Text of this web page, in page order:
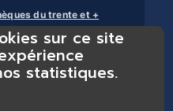
du trente et +
sur ce site
statistiques.